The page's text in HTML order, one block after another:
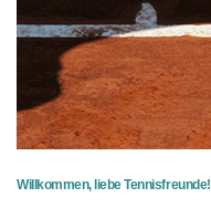
Willkommen, liebe Tennisfreunde!